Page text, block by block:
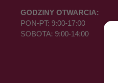
GODZINY OTWARCIA:
PON-PT: 9:00-17:00
SOBOTA: 9:00-14:00